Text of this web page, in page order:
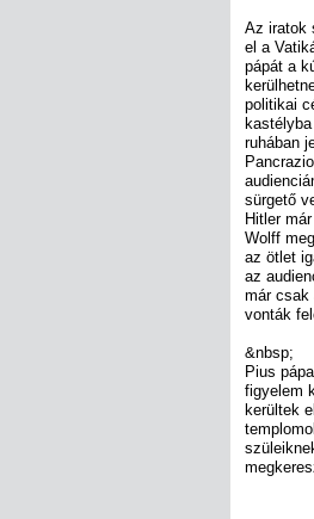
Az iratok
el a
pápát a
politikai
ruhában
sürgető
Hitler
Wolff
az ötlet
az
már csak
vonták
&nbsp;
Pius
figyelem
kerültek